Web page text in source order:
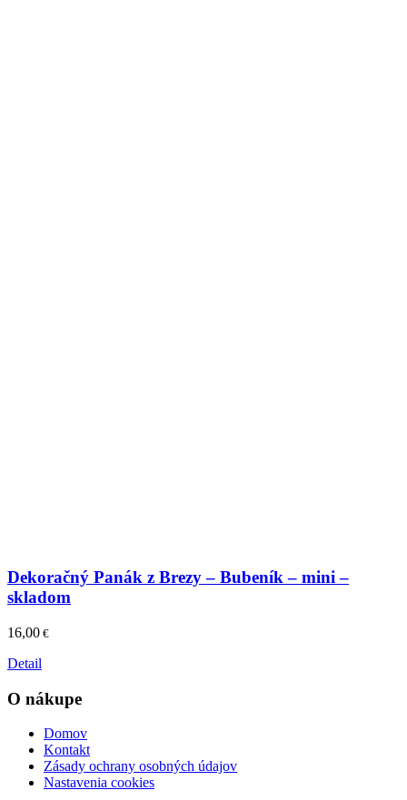
Dekoračný Panák z Brezy – Bubeník – mini –
skladom
16,00 €
Detail
O nákupe
Domov
Kontakt
Zásady ochrany osobných údajov
Nastavenia cookies